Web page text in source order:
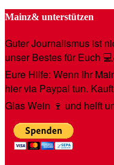
Mainz& unterstützen
Guter Journalismus ist
unser Bestes für Euch
Eure Hilfe: Wenn Ihr
hier via Paypal tun.
Glas Wein 🍷 und helft